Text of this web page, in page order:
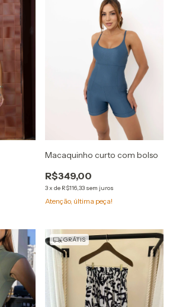
Macaquinho curto com bolso
R$349,00
3x de R$116,33 sem juros
Atenção, última peça!
GRÁTIS